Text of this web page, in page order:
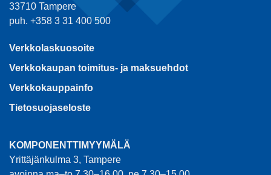
33710 Tampere
puh. +358 3 31 400 500
Verkkolaskuosoite
Verkkokaupan toimitus- ja maksuehdot
Verkkokauppainfo
Tietosuojaseloste
KOMPONENTTIMYYMÄLÄ
Yrittäjänkulma 3, Tampere